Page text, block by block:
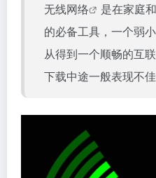
无线网络
是在家庭
的必备工具，一个弱
从得到一个顺畅的互
下载中途一般表现不佳